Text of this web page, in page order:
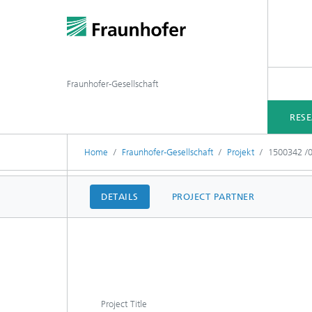
Fraunhofer-Gesellschaft
Home Fraunhofer-Gesellschaft Projekt 1500342 /0
DETAILS PROJECT PARTNER
Project Title